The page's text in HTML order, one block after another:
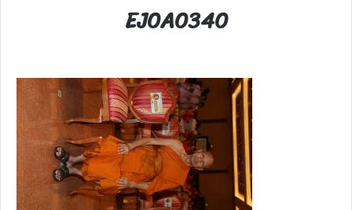
EJ0A0340